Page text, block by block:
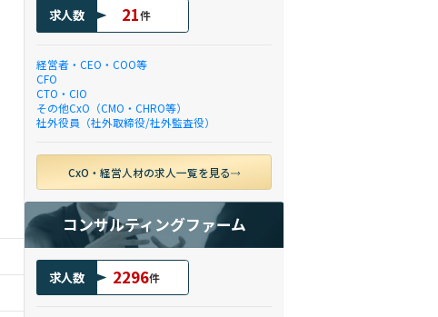
求人数 21件
経営者・CEO・COO等
CFO
CTO・CIO
その他CxO（CMO・CHRO等）
社外役員（社外取締役/社外監査役）
CxO・経営人材の求人一覧を見る
コンサルティングファーム
求人数 2296件